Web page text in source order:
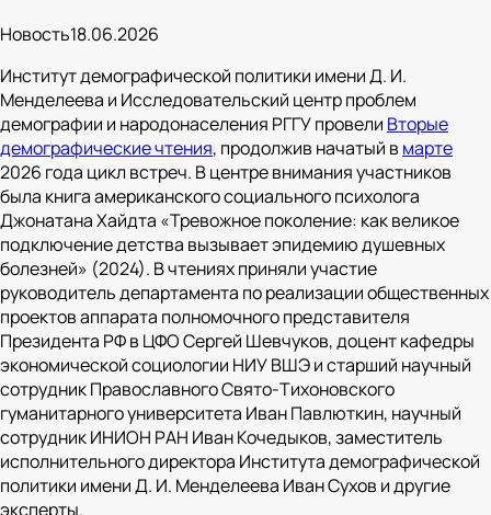
Новость18.06.2026
Институт демографической политики имени Д. И.
Менделеева и Исследовательский центр проблем
демографии и народонаселения РГГУ провели Вторые
демографические чтения, продолжив начатый в марте
2026 года цикл встреч. В центре внимания участников
была книга американского социального психолога
Джонатана Хайдта «Тревожное поколение: как великое
подключение детства вызывает эпидемию душевных
болезней» (2024). В чтениях приняли участие
руководитель департамента по реализации общественных
проектов аппарата полномочного представителя
Президента РФ в ЦФО Сергей Шевчуков, доцент кафедры
экономической социологии НИУ ВШЭ и старший научный
сотрудник Православного Свято-Тихоновского
гуманитарного университета Иван Павлюткин, научный
сотрудник ИНИОН РАН Иван Кочедыков, заместитель
исполнительного директора Института демографической
политики имени Д. И. Менделеева Иван Сухов и другие
эксперты.